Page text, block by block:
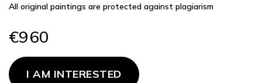
All original paintings are protected against plagiarism
€960
Measure
price:I AM INTERESTED